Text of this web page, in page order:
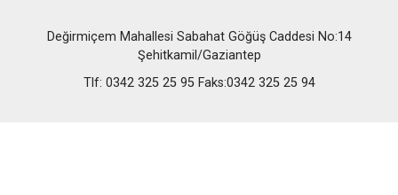
Değirmiçem Mahallesi Sabahat Göğüş Caddesi No:14
Şehitkamil/Gaziantep
Tlf: 0342 325 25 95 Faks:0342 325 25 94